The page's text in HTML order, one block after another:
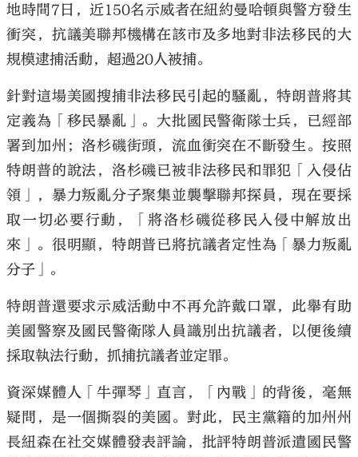
地時間7日，近150名示威者在紐約曼哈頓與警方發生
衝突，抗議美聯邦機構在該市及多地對非法移民的大
規模逮捕活動，超過20人被捕。
針對這場美國搜捕非法移民引起的騷亂，特朗普將其
定義為「移民暴亂」。大批國民警衛隊士兵，已經部
署到加州；洛杉磯街頭，流血衝突在不斷發生。按照
特朗普的說法，洛杉磯已被非法移民和罪犯「入侵佔
領」，暴力叛亂分子聚集並襲擊聯邦探員，現在要採
取一切必要行動，「將洛杉磯從移民入侵中解放出
來」。很明顯，特朗普已將抗議者定性為「暴力叛亂
分子」。
特朗普還要求示威活動中不再允許戴口罩，此舉有助
美國警察及國民警衛隊人員識別出抗議者，以便後續
採取執法行動，抓捕抗議者並定罪。
資深媒體人「牛彈琴」直言，「內戰」的背後，毫無
疑問，是一個撕裂的美國。對此，民主黨籍的加州州
長紐森在社交媒體發表評論，批評特朗普派遣國民警